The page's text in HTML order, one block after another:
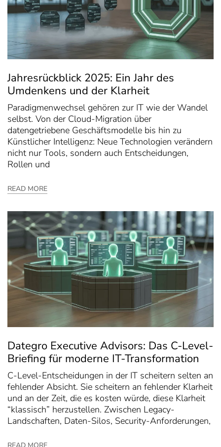
Jahresrückblick 2025: Ein Jahr des
Umdenkens und der Klarheit
Paradigmenwechsel gehören zur IT wie der Wandel
selbst. Von der Cloud-Migration über
datengetriebene Geschäftsmodelle bis hin zu
Künstlicher Intelligenz: Neue Technologien verändern
nicht nur Tools, sondern auch Entscheidungen,
Rollen und
READ MORE
Dategro Executive Advisors: Das C-Level-
Briefing für moderne IT-Transformation
C-Level-Entscheidungen in der IT scheitern selten an
fehlender Absicht. Sie scheitern an fehlender Klarheit
und an der Zeit, die es kosten würde, diese Klarheit
“klassisch” herzustellen. Zwischen Legacy-
Landschaften, Daten-Silos, Security-Anforderungen,
READ MORE